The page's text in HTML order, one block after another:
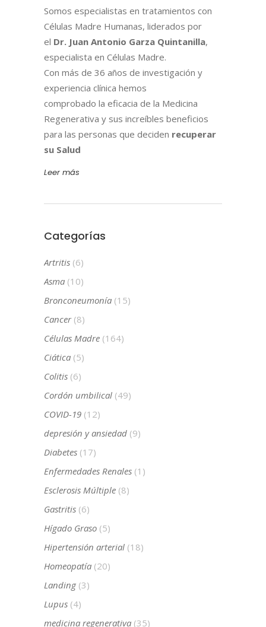
Somos especialistas en tratamientos con
Células Madre Humanas, liderados por
el Dr. Juan Antonio Garza Quintanilla,
especialista en Células Madre.
Con más de 36 años de investigación y
experiencia clínica hemos
comprobado la eficacia de la Medicina
Regenerativa y sus increíbles beneficios
para las personas que deciden recuperar
su Salud
Leer más
Categorías
Artritis (6)
Asma (10)
Bronconeumonía (15)
Cancer(8)
Células Madre (164)
Ciática (5)
Colitis (6)
Cordón umbilical (49)
COVID-19 (12)
depresión y ansiedad (9)
Diabetes (17)
Enfermedades Renales (1)
Esclerosis Múltiple (8)
Gastritis (6)
Hígado Graso (5)
Hipertensión arterial (18)
Homeopatía (20)
Landing (3)
Lupus (4)
medicina regenerativa (35)